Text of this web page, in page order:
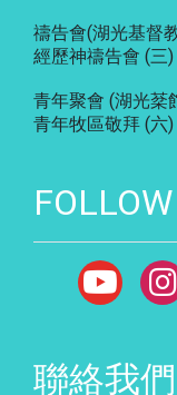
禱告會(湖光基督
經歷神禱告會 (三
青年聚會 (湖光棻
青年牧區敬拜 (六
聯絡我們